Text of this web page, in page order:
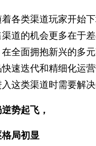
各类渠道玩家开始
道的机会更多在于
全面拥抱新兴的多元
速迭代和精细化运
这类渠道时需要解决
势起飞，
局初显